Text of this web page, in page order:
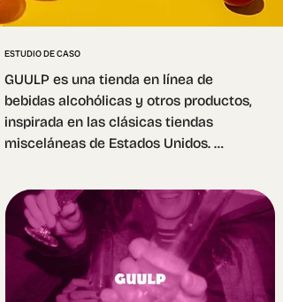
ESTUDIO DE CASO
GUULP es una tienda en línea de
bebidas alcohólicas y otros productos,
inspirada en las clásicas tiendas
misceláneas de Estados Unidos.
principalmente universitarios que
suelen organizar fiestas pero con
presupuestos limitados, la marca
apuesta por una identidad divertida,
accesible y sin complicaciones.